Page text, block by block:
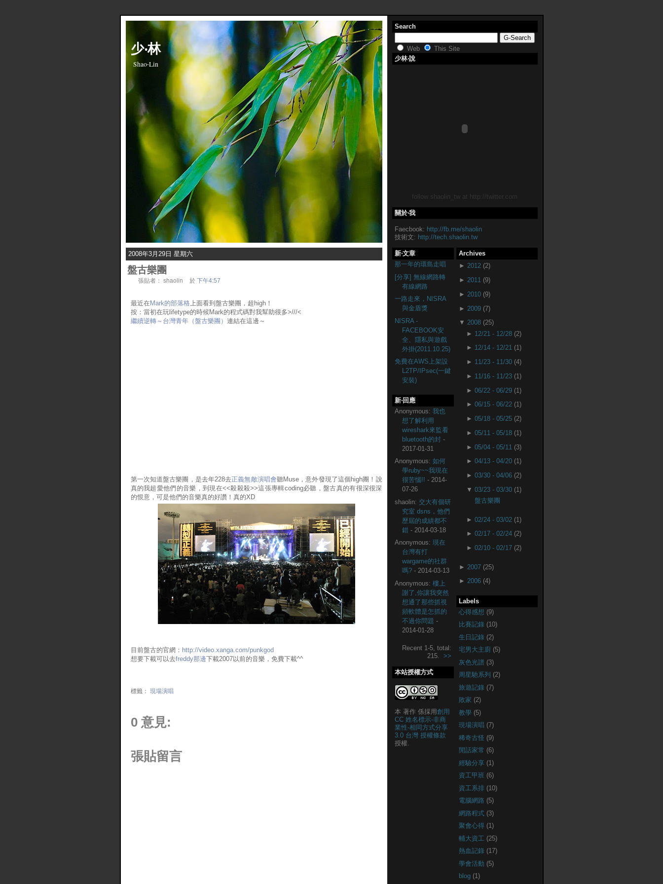
少‧林
Shao‧Lin
2008年3月29日 星期六
盤古樂團
張貼者： shaolin 於 下午4:57
最近在 Mark的部落格上面看到盤古樂團，超high！
按：當初在玩lifetype的時候Mark的程式碼對我幫助很多>///<
繼續逆轉～台灣青年（盤古樂團） 連結在這邊～
第一次知道盤古樂團，是去年228去正義無敵演唱會聽Muse，意外發現了這個high團！說
真的我超愛他們的音樂，到現在<<殺殺殺>>這張專輯coding必聽，盤古真的有很深很深
的恨意，可是他們的音樂真的好讚！真的XD
目前盤古的官網： http://video.xanga.com/punkgod
想要下載可以去freddy那邊下載2007以前的音樂，免費下載^^
標籤： 現場演唱
0 意見:
張貼留言
Search
Web
This Site
少林‧說
follow shaolin_tw at http://twitter.com
關於‧我
Faecbook: http://fb.me/shaolin
技術文: http://tech.shaolin.tw
Archives
► 2012 (2)
► 2011 (9)
► 2010 (9)
► 2009 (7)
▼ 2008 (25)
► 12/21 - 12/28 (2)
► 12/14 - 12/21 (1)
► 11/23 - 11/30 (4)
► 11/16 - 11/23 (1)
►06/22 - 06/29 (1)
►06/15 - 06/22 (1)
►05/18 - 05/25 (2)
►05/11 - 05/18 (1)
►05/04 - 05/11 (3)
►04/13 - 04/20 (1)
►03/30 - 04/06 (2)
▼03/23 - 03/30 (1)
盤古樂團
►02/24 - 03/02 (1)
►02/17 - 02/24 (2)
►02/10 - 02/17 (2)
► 2007 (25)
► 2006 (4)
Labels
心得感想 (9)
比賽記錄 (10)
生日記錄 (2)
宅男大主廚 (5)
灰色光譜 (3)
周星馳系列 (2)
旅遊記錄 (7)
敗家 (2)
教學 (5)
現場演唱 (7)
稀奇古怪 (9)
閒話家常 (6)
經驗分享 (1)
資工甲班 (6)
資工系排 (10)
電腦網路 (5)
網路程式 (3)
聚會心得 (1)
輔大資工 (25)
熱血記錄 (17)
學會活動 (5)
blog (1)
新‧文章
那一年的環島走唱
[分享] 無線網路轉
有線網路
一路走來，NISRA
與金盾獎
NISRA -
FACEBOOK安
全、隱私與遊戲
外掛(2011.10.25)
免費在AWS上架設
L2TP/IPsec(一鍵
安裝)
新‧回應
Anonymous: 我也
想了解利用
wireshark來監看
bluetooth的封-
2017-01-31
Anonymous: 如何
學ruby~~我現在
很苦惱!! - 2014-
07-26
shaolin: 交大有個研
究室 dsns，他們
歷屆的成績都不
錯- 2014-03-18
Anonymous: 現在
台灣有打
wargame的社群
嗎?- 2014-03-13
Anonymous: 樓上
謝了,你讓我突然
想通了那些抓視
頻軟體是怎抓的
不過你問題 -
2014-01-28
Recent 1-5, total:
215. >>
本站授權方式
本 著作 係採用創用
CC 姓名標示-非商
業性-相同方式分享
3.0 台灣 授權條款
授權.